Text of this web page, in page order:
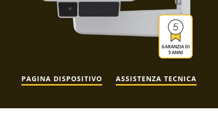
GARANZIA DI
5 ANNI
PAGINA DISPOSITIVO ASSISTENZA TECNICA